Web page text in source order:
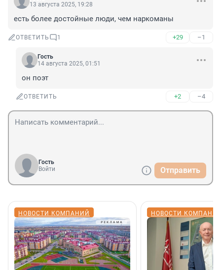
13 августа 2025, 19:28
есть более достойные люди, чем наркоманы
ОТВЕТИТЬ 1 +29 –1
Гость
14 августа 2025, 01:51
он поэт
ОТВЕТИТЬ +2 –4
Гость
Войти
Отправить
НОВОСТИ КОМПАНИЙ НОВОСТИ